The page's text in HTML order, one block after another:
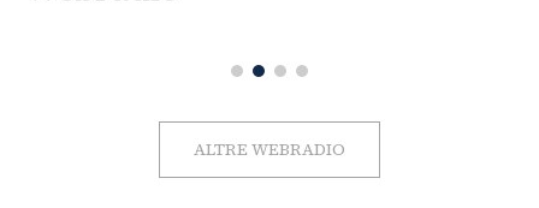
ALTRE WEBRADIO